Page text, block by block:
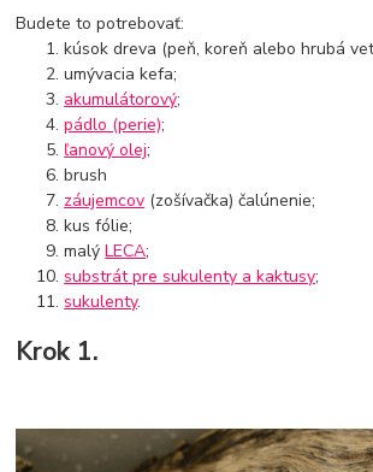
Zápustné umývadlá
sprchový záves
čierna kúpelňová batéria
vaňa retro
voľne stojaca
retro kúpeľne
Nákup tovaru pre firmy bez DPH
Ako znížiť náklady
Ako znížiť náklady na firmu
szco nakup bez dph nakupovanie na firmu bez dph
Budete to potrebovať:
kúsok dreva (peň, koreň alebo hrubá
umývacia kefa;
akumulátorový;
pádlo (perie);
ľanový olej;
brush
záujemcov (zošívačka) čalúnenie;
kus fólie;
malýLECA;
substrát pre sukulenty a kaktusy;
sukulenty.
Krok 1.